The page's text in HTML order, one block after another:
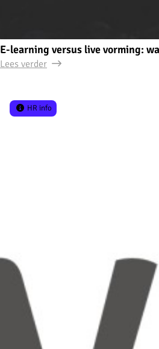
E-learning versus live vorming:
Lees verder
HR info